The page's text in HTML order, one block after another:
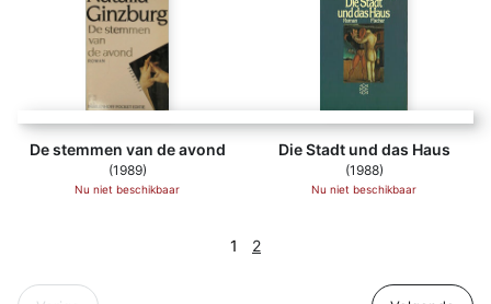
De stemmen van de avond
(1989)
Nu niet beschikbaar
Die Stadt und das Haus
(1988)
Nu niet beschikbaar
1 2